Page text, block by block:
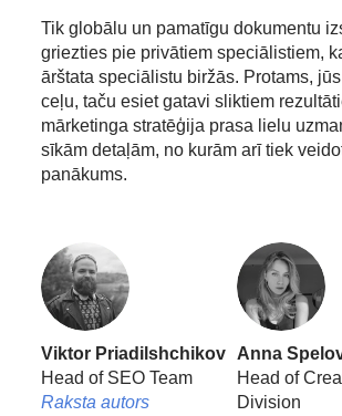
Tik globālu un pamatīgu dokumentu
griezties pie privātiem speciālistiem,
ārštata speciālistu biržās. Protams,
ceļu, taču esiet gatavi sliktiem
mārketinga stratēģija prasa lielu
sīkām detaļām, no kurām arī tiek
panākums.
Viktor Priadilshchikov
Head of SEO Team
Raksta autors
Anna
Head of
Division